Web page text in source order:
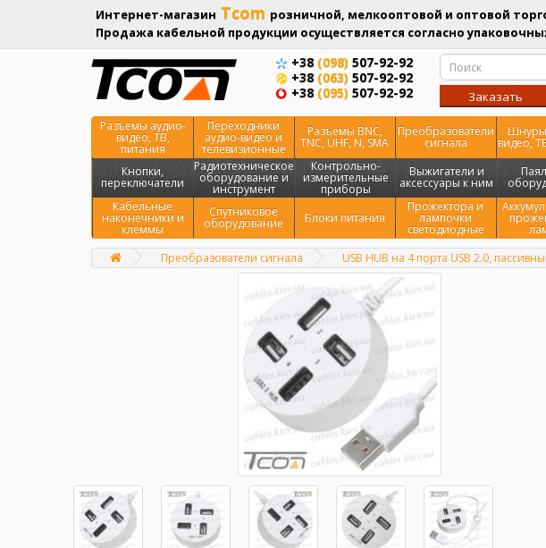
Интернет-магазин Tcom розничной, мелкооптовой и оптовой
Продажа кабельной продукции осуществляется согласно
+38 (098) 507-92-92
+38 (063) 507-92-92
+38 (095) 507-92-92
Заказать
звонок
Разъемы аудио-
видео, ТВ,
питания
Переходники
аудио-видео и
телевизионные
Разъёмы BNC,
TNC, UHF, N, SMA
Преобразователи
сигнала видео,
Кнопки,
переключатели
Радиотехническое
оборудование и
инструмент
Контрольно-
измерительные
приборы
Выжигатели и
аксессуары к ним
Кабельные
наконечники и
клеммы
Спутниковое
оборудование Блоки питания
Прожектора и
лампочки
светодиодные
Главная
Преобразователи сигнала USB HUB на 4 порта USB 2.0,